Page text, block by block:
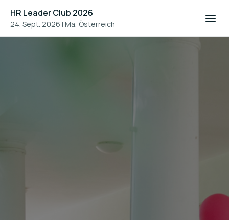
HR Leader Club 2026
24. Sept. 2026 | Ma, Österreich